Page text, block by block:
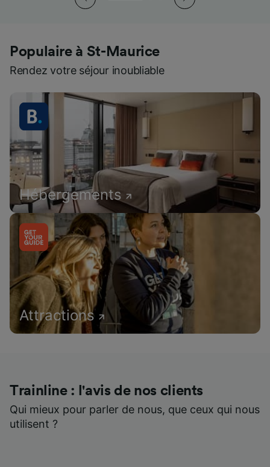
Populaire à St-Maurice
Rendez votre séjour inoubliable
Hébergements
Attractions
Trainline : l'avis de nos clients
Qui mieux pour parler de nous, que ceux qui nous
utilisent ?